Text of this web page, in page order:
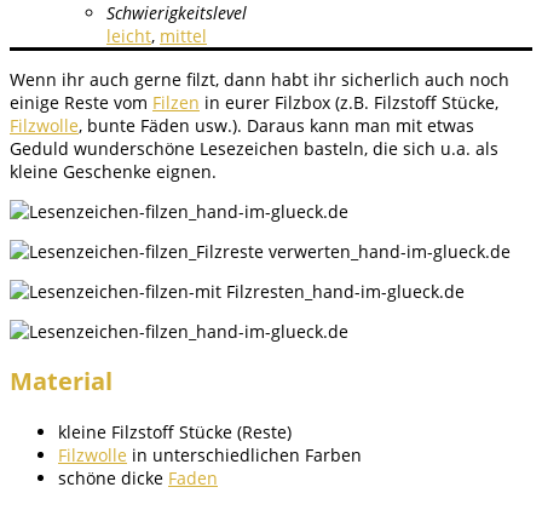
Schwierigkeitslevel
leicht, mittel
Wenn ihr auch gerne filzt, dann habt ihr sicherlich auch noch
einige Reste vom Filzen in eurer Filzbox (z.B. Filzstoff Stücke,
Filzwolle, bunte Fäden usw.). Daraus kann man mit etwas
Geduld wunderschöne Lesezeichen basteln, die sich u.a. als
kleine Geschenke eignen.
Material
kleine Filzstoff Stücke (Reste)
Filzwolle in unterschiedlichen Farben
schöne dicke Faden